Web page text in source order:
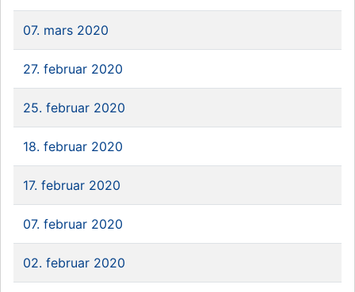
07. mars 2020
27. februar 2020
25. februar 2020
18. februar 2020
17. februar 2020
07. februar 2020
02. februar 2020